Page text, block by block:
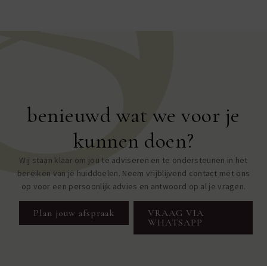
benieuwd wat we voor je
kunnen doen?
Wij staan klaar om jou te adviseren en te ondersteunen in het
bereiken van je huiddoelen. Neem vrijblijvend contact met ons
op voor een persoonlijk advies en antwoord op al je vragen.
Plan jouw afspraak
VRAAG VIA
WHATSAPP